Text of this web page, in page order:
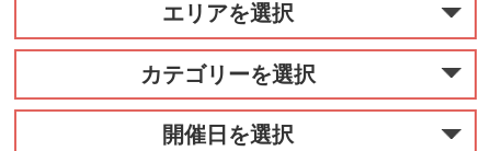
エリアを選択
カテゴリーを選択
開催日を選択